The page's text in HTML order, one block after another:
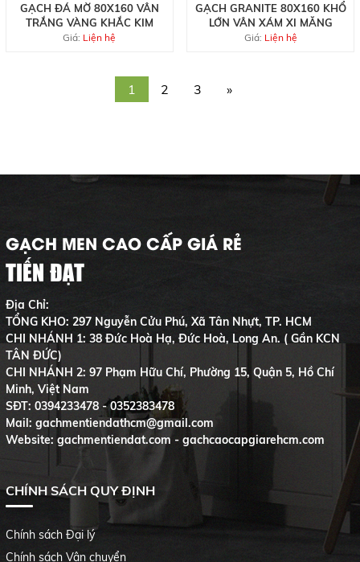
GẠCH ĐÁ MỜ 80X160 VÂN
TRẮNG VÀNG KHẮC KIM
Giá: Liện hệ
GẠCH GRANITE 80X160 KHỔ
LỚN VÂN XÁM XI MĂNG
Giá: Liện hệ
1 2 3 »
GẠCH MEN CAO CẤP GIÁ RẺ
TIẾN ĐẠT
Địa Chỉ:
TỔNG KHO: 297 Nguyễn Cửu Phú, Xã Tân Nhựt, TP. HCM
CHI NHÁNH 1: 38 Đức Hoà Hạ, Đức Hoà, Long An. ( Gần KCN
TÂN ĐỨC)
CHI NHÁNH 2: 97 Phạm Hữu Chí, Phường 15, Quận 5, Hồ Chí
Minh, Việt Nam
SĐT: 0394233478 - 0352383478
Mail: gachmentiendathcm@gmail.com
Website: gachmentiendat.com - gachcaocapgiarehcm.com
CHÍNH SÁCH QUY ĐỊNH
Chính sách Đại lý
Chính sách Vận chuyển